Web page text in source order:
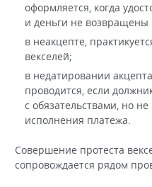
оформляется, когда
и деньги не возвращены
в неакцепте,
векселей;
в недатировании
проводится, если
с обязательствами, но
исполнения платежа.
Совершение протеста
сопровождается рядом